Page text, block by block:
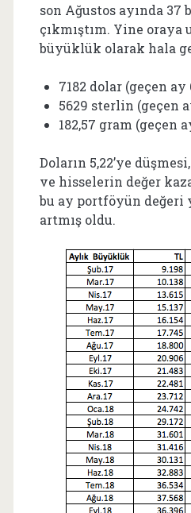
son Ağustos ayında 37
çıkmıştım. Yine oraya
büyüklük olarak hala
7182 dolar (geçen ay
5629 sterlin (geçen
182,57 gram (geçen
Doların 5,22’ye
ve hisselerin değer
bu ay portföyün değeri
artmış oldu.